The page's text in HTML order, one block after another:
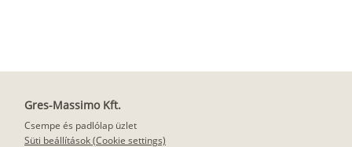
Gres-Massimo Kft.
Csempe és padlólap üzlet
Süti beállítások (Cookie settings)